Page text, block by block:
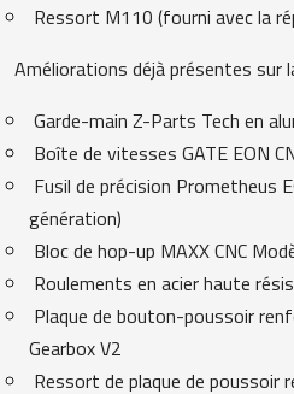
Ressort M110 (fourni avec la
Améliorations déjà présentes sur
Garde-main Z-Parts Tech en
Boîte de vitesses GATE EON
Fusil de précision Prometheus
génération)
Bloc de hop-up MAXX CNC
Roulements en acier haute
Plaque de bouton-poussoir
Gearbox V2
Ressort de plaque de poussoir